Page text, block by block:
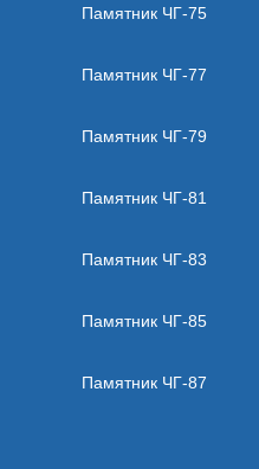
Памятник ЧГ-75
Памятник ЧГ-77
Памятник ЧГ-79
Памятник ЧГ-81
Памятник ЧГ-83
Памятник ЧГ-85
Памятник ЧГ-87